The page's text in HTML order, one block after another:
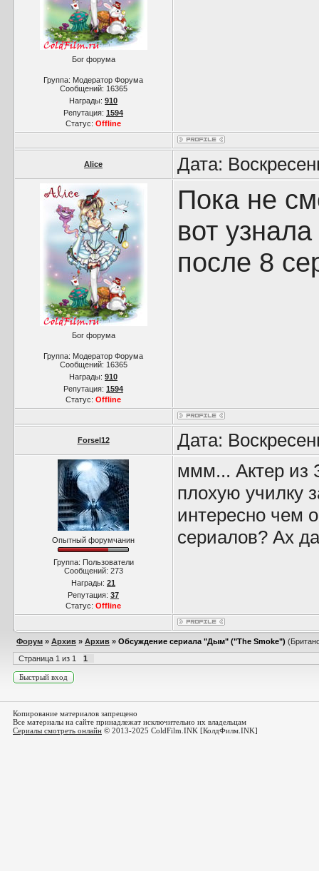
Бог форума
Группа: Модератор Форума
Сообщений: 16365
Награды: 910
Репутация: 1594
Статус: Offline
Alice Дата:
Бог форума
Группа: Модератор Форума
Сообщений: 16365
Награды: 910
Репутация: 1594
Статус: Offline
Пока не
вот
после 8
Forsel12 Дата:
Опытный форумчанин
Группа: Пользователи
Сообщений: 273
Награды: 21
Репутация: 37
Статус: Offline
ммм... Актер из
плохую училку
интересно чем
сериалов? Ах
Форум » Архив » Архив » Обсуждение сериала "Дым" ("The Smoke")
Страница 1 из 1 1
Копирование материалов запрещено
Все материалы на сайте принадлежат исключительно их владельцам
Сериалы смотреть онлайн © 2013-2025 ColdFilm.INK [КолдФилм.INK]